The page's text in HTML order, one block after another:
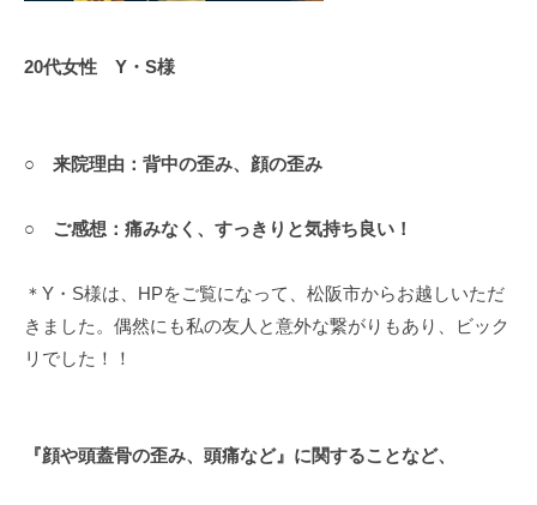
20代女性 Y・S様
○ 来院理由：背中の歪み、顔の歪み
○ ご感想：痛みなく、すっきりと気持ち良い！
＊Y・S様は、HPをご覧になって、松阪市からお越しいただ
きました。偶然にも私の友人と意外な繋がりもあり、ビック
リでした！！
『顔や頭蓋骨の歪み、頭痛など』に関することなど、